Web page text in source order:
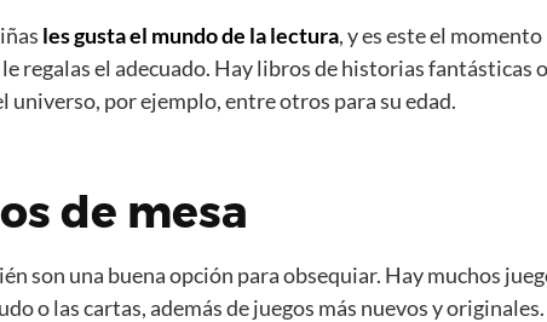
les gusta el mundo de la lectura, y es este el
regalas el adecuado. Hay libros de historias fantásticas
universo, por ejemplo, entre otros para su edad.
de mesa
son una buena opción para obsequiar. Hay muchos
o las cartas, además de juegos más nuevos y